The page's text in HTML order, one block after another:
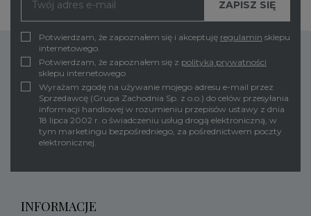
Potwierdzam, że zapoznałem się i akceptuję regulamin sklepu
internetowego.
Potwierdzam, że zapoznałem się z polityką prywatności
sklepu internetowego
Wyrażam zgodę na używanie mojego adresu e-mail przez
Sprzedawcę (Grupa Zachodnia Sp. z o.o.) do celów przesyłania
informacji handlowej w rozumieniu przepisów ustawy z dnia
18 lipca 2002 r. o świadczeniu usług drogą elektroniczną, w
tym marketingu bezpośredniego, za pośrednictwem poczty
elektronicznej.
INFORMACJE